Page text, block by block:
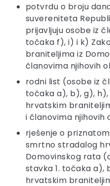
potvrdu o broju
suvereniteta
prijavljuju osobe iz
točaka f), i) i k)
braniteljima iz
članovima njihovih
rodni list (osobe iz
točaka a), b), g),
hrvatskim
i članovima njihovih
rješenje o
smrtno stradalog
Domovinskog rata
stavka 1. točaka a),
hrvatskim